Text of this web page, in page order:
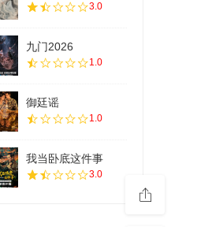
3.0
九门2026
1.0
御廷谣
1.0
我当卧底这件事
3.0